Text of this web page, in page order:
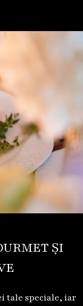
ȘI
tale speciale, iar